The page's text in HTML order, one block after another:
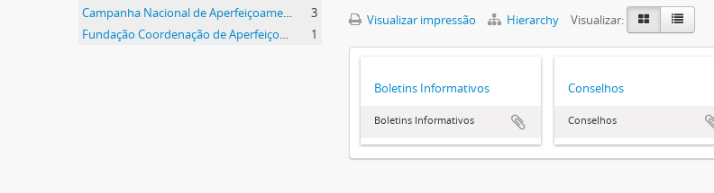
Campanha Nacional de Aperfeiçoamento de Pessoal de Nível Superior (CAPES)
3
Fundação Coordenação de Aperfeiçoamento de Pessoal de Nível Superior (CAPES)
1
Visualizar impressão Hierarchy Visualizar:
Boletins Informativos
Boletins Informativos
Conselhos
Conselhos